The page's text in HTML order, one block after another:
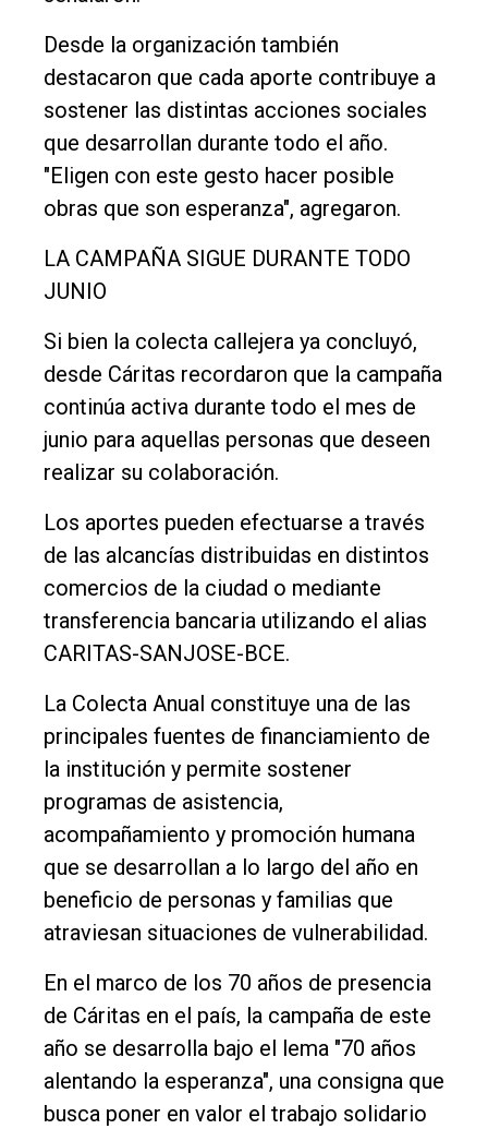
Desde la organización también
destacaron que cada aporte contribuye a
sostener las distintas acciones sociales
que desarrollan durante todo el año.
"Eligen con este gesto hacer posible
obras que son esperanza", agregaron.
LA CAMPAÑA SIGUE DURANTE TODO
JUNIO
Si bien la colecta callejera ya concluyó,
desde Cáritas recordaron que la campaña
continúa activa durante todo el mes de
junio para aquellas personas que deseen
realizar su colaboración.
Los aportes pueden efectuarse a través
de las alcancías distribuidas en distintos
comercios de la ciudad o mediante
transferencia bancaria utilizando el alias
CARITAS-SANJOSE-BCE.
La Colecta Anual constituye una de las
principales fuentes de financiamiento de
la institución y permite sostener
programas de asistencia,
acompañamiento y promoción humana
que se desarrollan a lo largo del año en
beneficio de personas y familias que
atraviesan situaciones de vulnerabilidad.
En el marco de los 70 años de presencia
de Cáritas en el país, la campaña de este
año se desarrolla bajo el lema "70 años
alentando la esperanza", una consigna que
busca poner en valor el trabajo solidario